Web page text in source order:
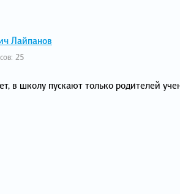
Лайпанов
25
в школу пускают только родителей